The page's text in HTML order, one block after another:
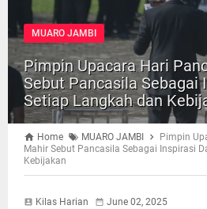
MUARO JAMBI
Pimpin Upacara Hari
Sebut Pancasila Sebagai
Setiap Langkah dan
Home MUARO JAMBI
Pimpin
Mahir Sebut Pancasila Sebagai Inspirasi
Kebijakan
Kilas Harian June 02, 2025